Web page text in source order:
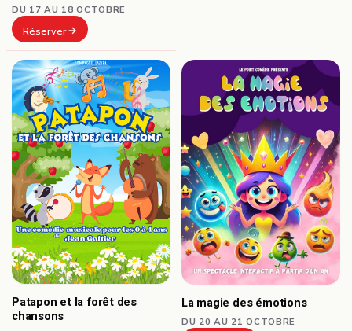
DU 17 AU 18 OCTOBRE
Réserver
Patapon et la forêt des
chansons
La magie des émotions
DU 20 AU 21 OCTOBRE